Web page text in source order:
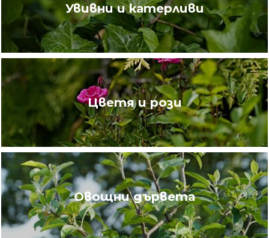
Увивни и катерливи
Цветя и рози
Овощни дървета